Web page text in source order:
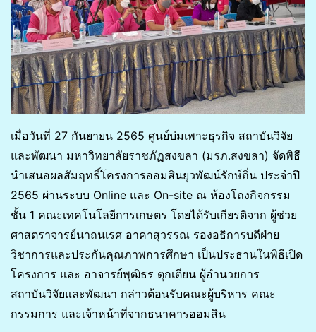
เมื่อวันที่ 27 กันยายน 2565 ศูนย์บ่มเพาะธุรกิจ สถาบันวิจัย
และพัฒนา มหาวิทยาลัยราชภัฏสงขลา (มรภ.สงขลา) จัดพิธี
นำเสนอผลสัมฤทธิ์โครงการออมสินยุวพัฒน์รักษ์ถิ่น ประจำปี
2565 ผ่านระบบ Online และ On-site ณ ห้องโถงกิจกรรม
ชั้น 1 คณะเทคโนโลยีการเกษตร โดยได้รับเกียรติจาก ผู้ช่วย
ศาสตราจารย์นาถนเรศ อาคาสุวรรณ รองอธิการบดีฝ่าย
วิชาการและประกันคุณภาพการศึกษา เป็นประธานในพิธีเปิด
โครงการ และ อาจารย์พุฒิธร ตุกเตียน ผู้อำนวยการ
สถาบันวิจัยและพัฒนา กล่าวต้อนรับคณะผู้บริหาร คณะ
กรรมการ และเจ้าหน้าที่จากธนาคารออมสิน